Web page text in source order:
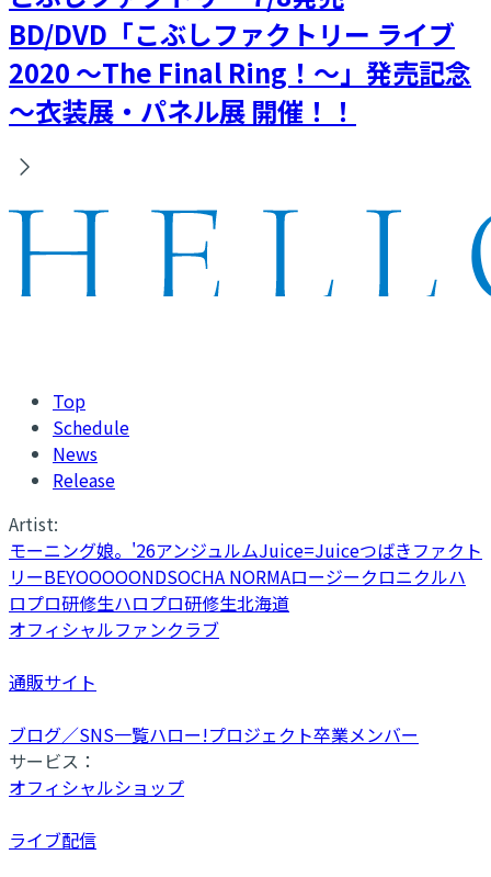
BD/DVD「こぶしファクトリー ライブ
2020 ～The Final Ring！～」発売記念
～衣装展・パネル展 開催！！
Top
Schedule
News
Release
Artist:
モーニング娘。'26アンジュルムJuice=Juiceつばきファクト
リーBEYOOOOONDSOCHA NORMAロージークロニクルハ
ロプロ研修生ハロプロ研修生北海道
オフィシャルファンクラブ
通販サイト
ブログ／SNS一覧ハロー!プロジェクト卒業メンバー
サービス：
オフィシャルショップ
ライブ配信